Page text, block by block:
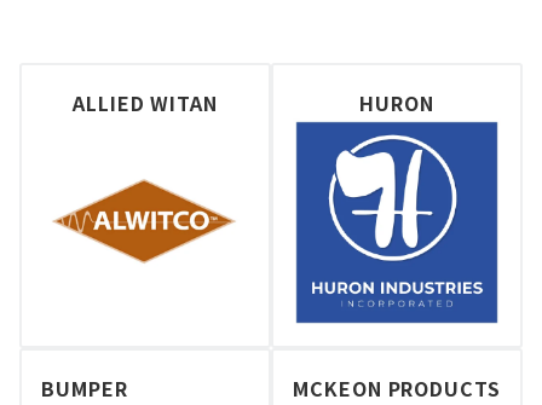
ALLIED WITAN HURON
BUMPER
MCKEON PRODUCTS